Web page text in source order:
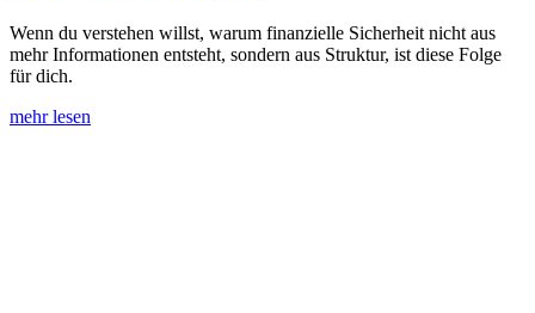
Wenn du verstehen willst, warum finanzielle Sicherheit nicht aus
mehr Informationen entsteht, sondern aus Struktur, ist diese Folge
für dich.
mehr lesen